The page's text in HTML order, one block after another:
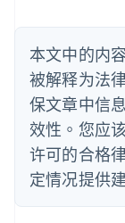
本文中的内
被解释为法
保文章中信
效性。您应
许可的合格
定情况提供
丹麦
English
德国
Deutsch
法国
Français
芬兰
English